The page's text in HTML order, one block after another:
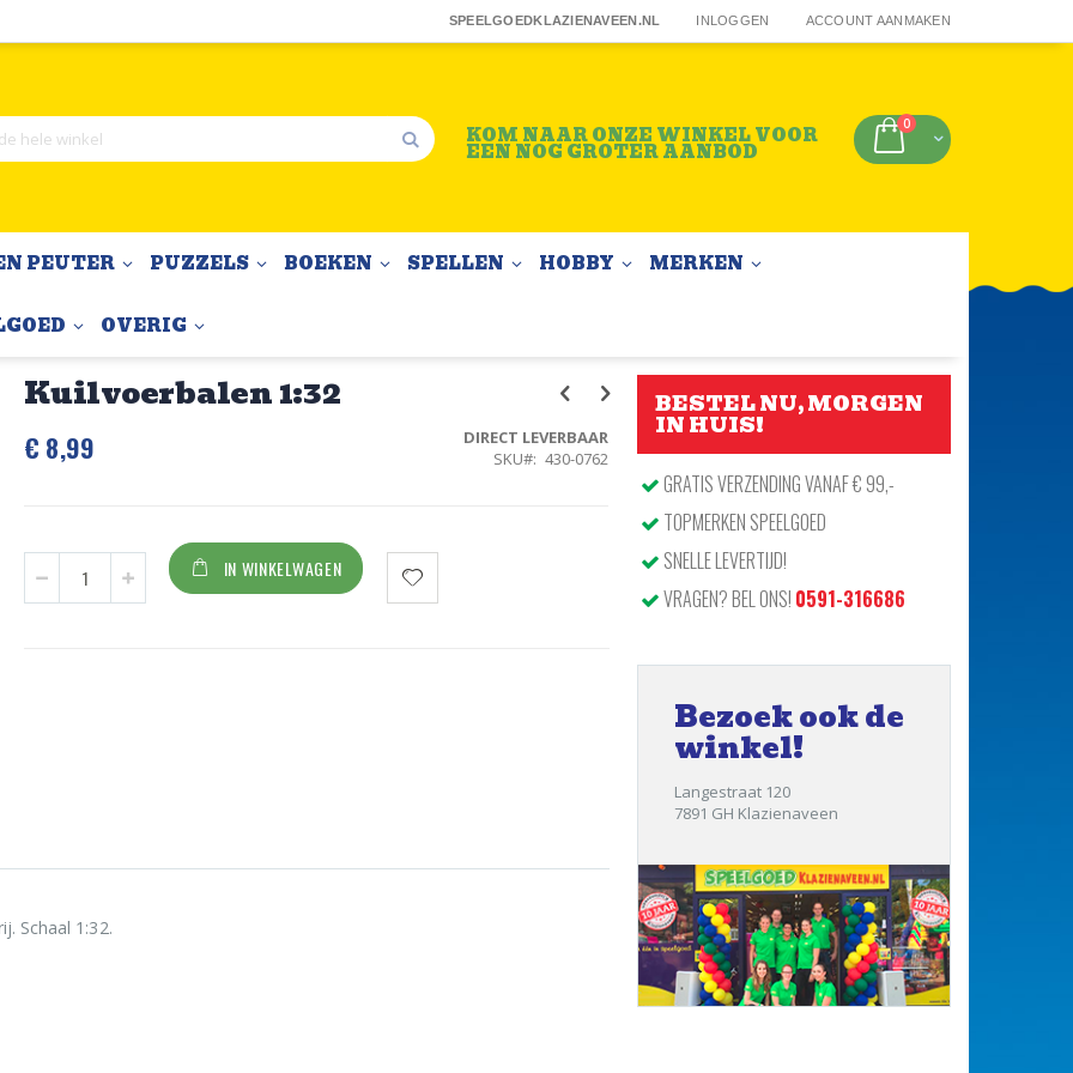
SPEELGOEDKLAZIENAVEEN.NL INLOGGEN ACCOUNT AANMAKEN
Winkelwagen
0producten
KOM NAAR ONZE WINKEL VOOR
EEN NOG GROTER AANBOD
PEUTER PUZZELS BOEKEN SPELLEN HOBBY MERKEN
OVERIG
Kuilvoerbalen 1:32
€ 8,99
DIRECT LEVERBAAR
SKU
430-0762
IN WINKELWAGEN
Schaal 1:32.
BESTEL NU, MORGEN
IN HUIS!
GRATIS VERZENDING VANAF € 99,-
TOPMERKEN SPEELGOED
SNELLE LEVERTIJD!
VRAGEN? BEL ONS! 0591-316686
Bezoek ook de
winkel!
Langestraat 120
7891 GH Klazienaveen